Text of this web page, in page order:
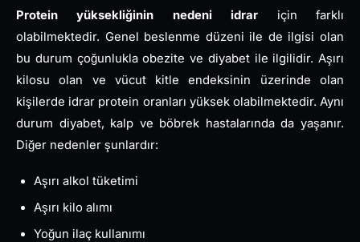
Protein yüksekliğinin nedeni idrar için farklı
olabilmektedir. Genel beslenme düzeni ile de ilgisi olan
bu durum çoğunlukla obezite ve diyabet ile ilgilidir. Aşırı
kilosu olan ve vücut kitle endeksinin üzerinde olan
kişilerde idrar protein oranları yüksek olabilmektedir. Aynı
durum diyabet, kalp ve böbrek hastalarında da yaşanır.
Diğer nedenler şunlardır:
Aşırı alkol tüketimi
Aşırı kilo alımı
Yoğun ilaç kullanımı